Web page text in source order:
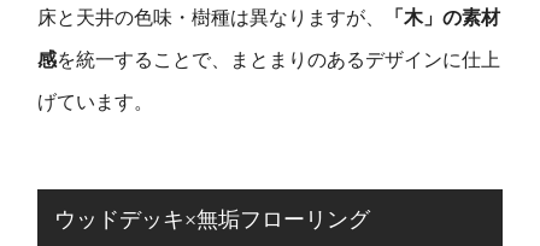
床と天井の色味・樹種は異なりますが、 「木」の素材
感を統一することで、まとまりのあるデザインに仕上
げています。
ウッドデッキ×無垢フローリング